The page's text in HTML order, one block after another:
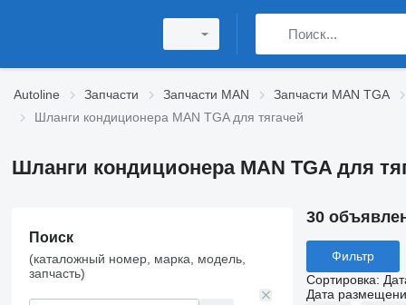
Autoline Запчасти Запчасти MAN Запчасти MAN TGA
Шланги кондиционера MAN TGA для тягачей
Шланги кондиционера MAN TGA для
Поиск
(каталожный номер, марка, модель,
запчасть)
30
Фильтр
Сортировка:
Дата